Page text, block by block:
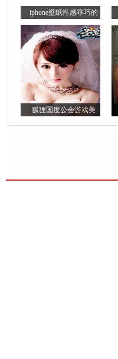
iphone壁纸性感乖巧的
狐狸国度公会游戏美